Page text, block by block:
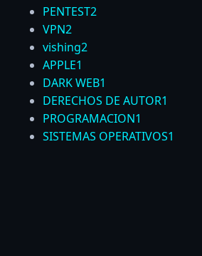
PENTEST2
VPN2
vishing2
APPLE1
DARK WEB1
DERECHOS DE AUTOR1
PROGRAMACION1
SISTEMAS OPERATIVOS1